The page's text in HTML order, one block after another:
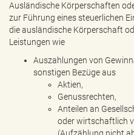
Ausländische Körperschaften
zur Führung eines steuerlichen
die ausländische Körperschaft
Leistungen wie
Auszahlungen von
sonstigen Bezüge aus
Aktien,
Genussrechten,
Anteilen an
oder wirtschaftlich